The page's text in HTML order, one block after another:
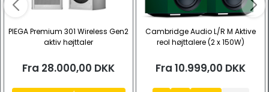
PIEGA Premium 301 Wireless Gen2
aktiv højttaler
Fra 28.000,00 DKK
Cambridge Audio L/R M Aktive
reol højttalere (2 x 150W)
Fra 10.999,00 DKK